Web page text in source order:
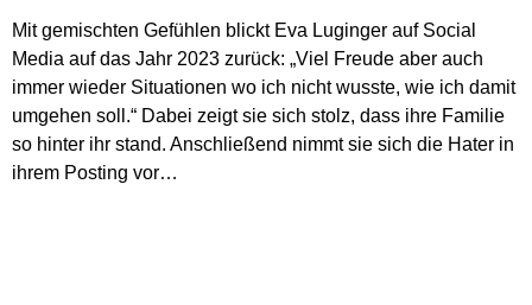
Mit gemischten Gefühlen blickt Eva Luginger auf Social
Media auf das Jahr 2023 zurück: „Viel Freude aber auch
immer wieder Situationen wo ich nicht wusste, wie ich damit
umgehen soll.“ Dabei zeigt sie sich stolz, dass ihre Familie
so hinter ihr stand. Anschließend nimmt sie sich die Hater in
ihrem Posting vor…